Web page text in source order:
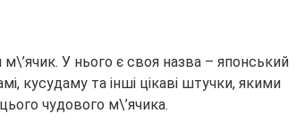
У нього є своя назва – японський
кусудаму та інші цікаві штучки, якими
чудового м\’ячика.